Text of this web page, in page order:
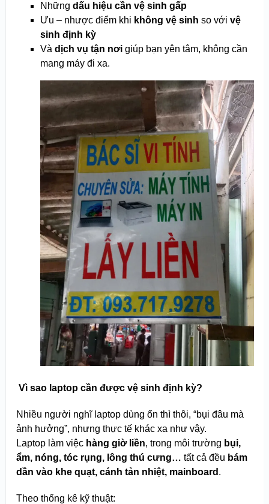
Những dấu hiệu cần vệ sinh gấp
Ưu – nhược điểm khi không vệ sinh so với vệ
sinh định kỳ
Và dịch vụ tận nơigiúp bạn yên tâm, không cần
mang máy đi xa.
️ Vì sao laptop cần được vệ sinh định kỳ?
Nhiều người nghĩ laptop dùng ổn thì thôi, “bụi đâu mà
ảnh hưởng”, nhưng thực tế khác xa như vậy.
Laptop làm việc hàng giờ liền, trong môi trường bụi,
ẩm, nóng, tóc rụng, lông thú cưng… tất cả đều bám
dần vào khe quạt, cánh tản nhiệt, mainboard .
Theo thống kê kỹ thuật: